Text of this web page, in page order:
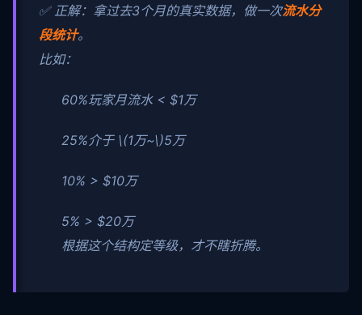
✅ 正解：拿过去3个月的真实数据，做一次流水分
段统计。
比如：
60%玩家月流水 < $1万
25%介于 \(1万~\)5万
10% > $10万
5% > $20万
根据这个结构定等级，才不瞎折腾。